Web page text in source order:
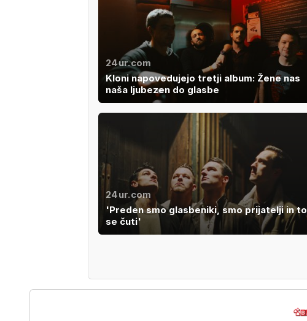
24ur.com
Kloni napovedujejo tretji album: Žene nas
naša ljubezen do glasbe
24ur.com
'Preden smo glasbeniki, smo prijatelji in to
se čuti'